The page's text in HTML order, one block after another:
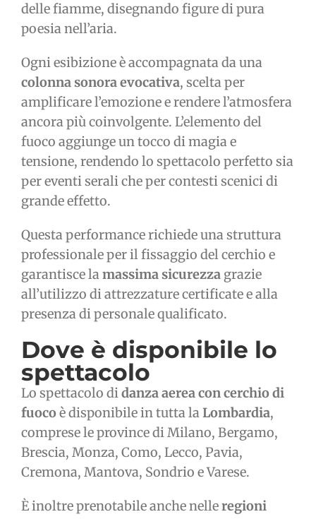
delle fiamme, disegnando figure di pura
poesia nell’aria.
Ogni esibizione è accompagnata da una
colonna sonora evocativa, scelta per
amplificare l’emozione e rendere l’atmosfera
ancora più coinvolgente. L’elemento del
fuoco aggiunge un tocco di magia e
tensione, rendendo lo spettacolo perfetto sia
per eventi serali che per contesti scenici di
grande effetto.
Questa performance richiede una struttura
professionale per il fissaggio del cerchio e
garantisce lamassima sicurezza grazie
all’utilizzo di attrezzature certificate e alla
presenza di personale qualificato.
Dove è disponibile lo
spettacolo
Lo spettacolo didanza aerea con cerchio di
fuocoè disponibile in tutta laLombardia,
comprese le province di Milano, Bergamo,
Brescia, Monza, Como, Lecco, Pavia,
Cremona, Mantova, Sondrio e Varese.
È inoltre prenotabile anche nelleregioni